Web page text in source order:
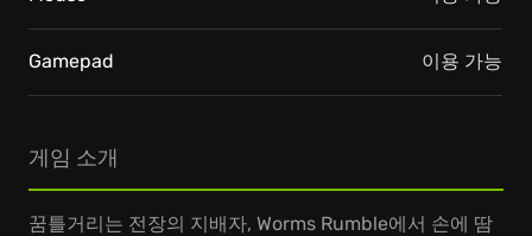
게임 소개
꿈틀거리는 전장의 지배자, Worms Rumble에서 손에 땀
Gamepad 이용 가능